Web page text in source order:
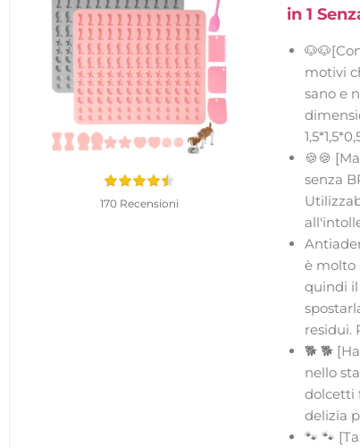
170 Recensioni
in 1
motivi
sano e
🍪🍪
senza
è molto
quindi il
residui.
🐕 🐕
nello
dolcetti
delizia
🐾 🐾